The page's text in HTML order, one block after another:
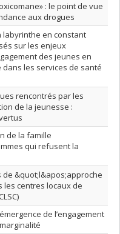
: le point de vue
aux drogues
labyrinthe en constant
sur les enjeux
des jeunes en
les services de santé
rencontrés par les
de la jeunesse :
de la famille
qui refusent la
&quot;l&apos;approche
les centres locaux de
de l’engagement